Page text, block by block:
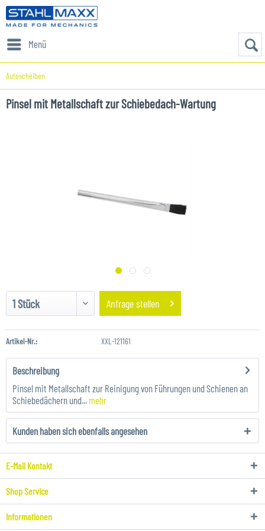
Menü
Autoscheiben
Pinsel mit Metallschaft zur Schiebedach-Wartung
Anfrage stellen
Artikel-Nr.: XXL-121161
Beschreibung
Pinsel mit Metallschaft zur Reinigung von Führungen und Schienen an
Schiebedächern und... mehr
Kunden haben sich ebenfalls angesehen
E-Mail Kontakt
Shop Service
Informationen